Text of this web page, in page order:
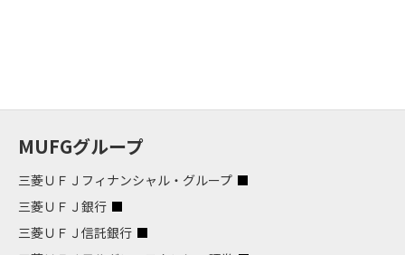
MUFGグループ
三菱ＵＦＪフィナンシャル・グループ
三菱ＵＦＪ銀行
三菱ＵＦＪ信託銀行